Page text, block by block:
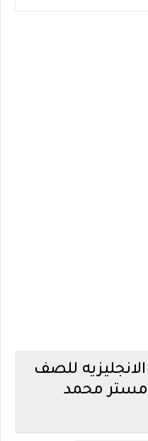
للصف
الثالث الاعدادي 2021 مستر محمد